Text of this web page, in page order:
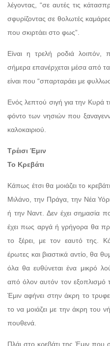
λέγοντας, “σε αυτές τις
σφυρίζοντας σε θολωτές
που σκιρτάει στο φως”.
Είναι η τρελή ροδιά λοιπόν,
σήμερα επανέρχεται μέσα από
είναι που “σπαρταράει με
Ενός λεπτού σιγή για την Κυρά
φόντο των νησιών που
καλοκαιριού.
Τρέισι Έμιν
Το Κρεβάτι
Κάπως έτσι θα μοιάζει το
Μιλάνο, την Πράγα, την Νέα
ή την Ναντ. Δεν έχει σημασία
έχει πως αργά ή γρήγορα θα
το ξέρει, με τον εαυτό της.
έρωτες και βιαστικά αντίο, θα
όλα θα ευθύνεται ένα μικρό
από όλον αυτόν τον εξοπλισμό
Έμιν αφήνει στην άκρη το
το να μοιάζει με την άκρη του
πουθενά.
Πλάι στο κρεβάτι της Έμιν που